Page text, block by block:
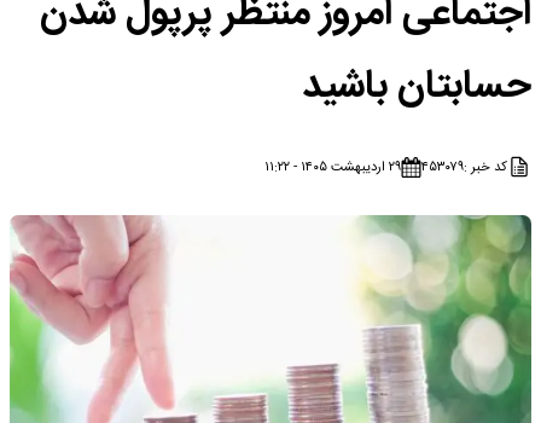
اجتماعی امروز منتظر پرپول شدن
حسابتان باشید
کد خبر :۴۵۳۰۷۹ ۲۹ اردیبهشت ۱۴۰۵ - ۱۱:۲۲